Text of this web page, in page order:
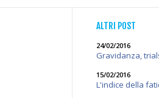
ALTRI POST
24/02/2016
Gravidanza,
15/02/2016
L'indice della